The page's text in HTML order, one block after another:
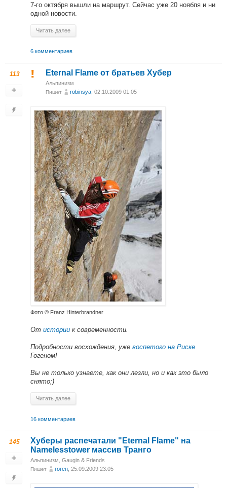
7-го октября вышли на маршрут. Сейчас уже 20 ноябпя и ни
одной новости.
Читать далее
6 комментариев
113 Eternal Flame от братьев Хубер
Альпинизм
Пишет robinsya , 02.10.2009 01:05
Фото © Franz Hinterbrandner
От истории к современности.
Подробности восхождения, уже воспетого на Риске
Гогеном!
Вы не только узнаете, как они лезли, но и как это было
снято;)
Читать далее
16 комментариев
145
Хуберы распечатали "Eternal Flame" на
Namelesstower массив Транго
Альпинизм Gaugin & Friends
Пишет гоген , 25.09.2009 23:05